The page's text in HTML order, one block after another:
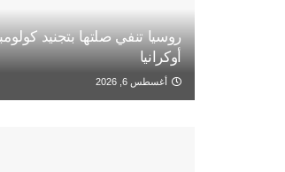
روسيا تنفي صلتها بتجنيد
أوكرانيا
أغسطس 6, 2026